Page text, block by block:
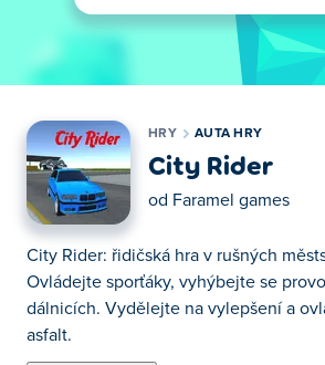
HRY AUTA HRY
City Rider
od Faramel games
City Rider: řidičská hra v rušných
Ovládejte sporťáky, vyhýbejte se
dálnicích. Vydělejte na vylepšení a
asfalt.